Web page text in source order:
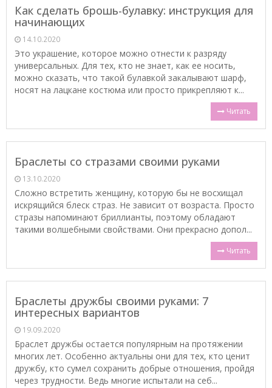
Как сделать брошь-булавку: инструкция для
начинающих
14.10.2020
Это украшение, которое можно отнести к разряду
универсальных. Для тех, кто не знает, как ее носить,
можно сказать, что такой булавкой закалывают шарф,
носят на лацкане костюма или просто прикрепляют к...
Читать
Браслеты со стразами своими руками
13.10.2020
Сложно встретить женщину, которую бы не восхищал
искрящийся блеск страз. Не зависит от возраста. Просто
стразы напоминают бриллианты, поэтому обладают
такими волшебными свойствами. Они прекрасно допол...
Читать
Браслеты дружбы своими руками: 7
интересных вариантов
19.09.2020
Браслет дружбы остается популярным на протяжении
многих лет. Особенно актуальны они для тех, кто ценит
дружбу, кто сумел сохранить добрые отношения, пройдя
через трудности. Ведь многие испытали на себ...